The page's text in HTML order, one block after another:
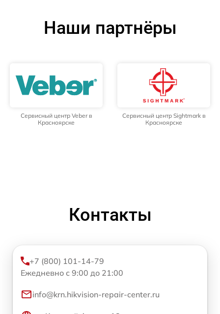
Наши партнёры
Сервисный центр Veber в
Красноярске
Сервисный центр Sightmark в
Красноярске
Контакты
+7 (800) 101-14-79
Ежедневно с 9:00 до 21:00
info@krn.hikvision-repair-center.ru